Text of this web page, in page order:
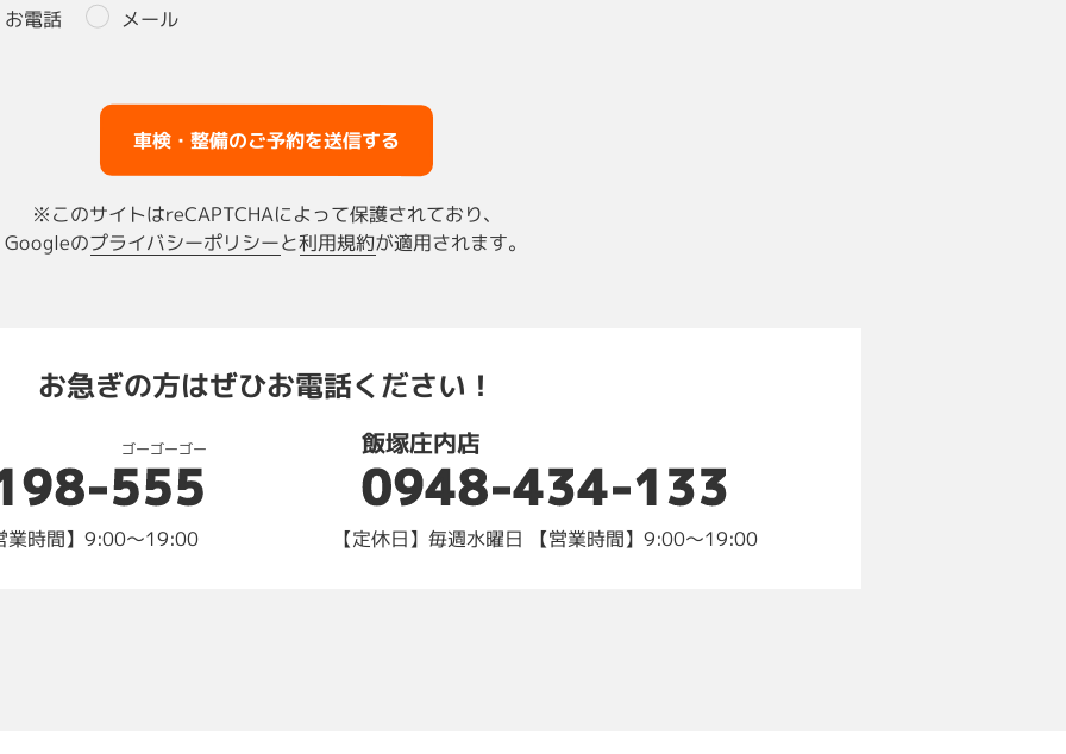
お電話 メール
※このサイトはreCAPTCHAによって保護されており、
Googleのプライバシーポリシーと利用規約が適用されます。
お急ぎの方はぜひお電話ください！
ゴーゴーゴー
555
業時間】9:00～19:00
飯塚庄内店
0948-434-133
【定休日】毎週水曜日 【営業時間】9:00～19:00